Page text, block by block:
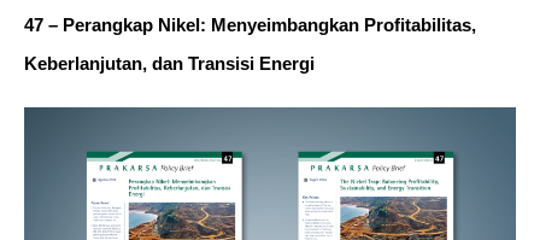
47 – Perangkap Nikel: Menyeimbangkan Profitabilitas,
Keberlanjutan, dan Transisi Energi